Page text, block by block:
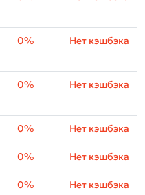
0% Нет кэшбэка
0% Нет кэшбэка
0% Нет кэшбэка
0% Нет кэшбэка
0% Нет кэшбэка